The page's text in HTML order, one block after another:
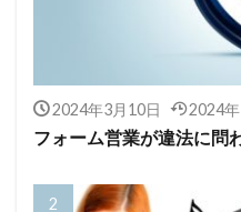
2024年3月10日 2024
フォーム営業が違法に問